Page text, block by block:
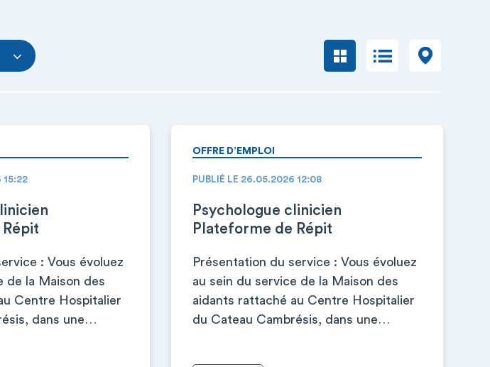
15:22
: Vous évoluez
de la Maison des
Centre Hospitalier
dans une…
OFFRE D’EMPLOI
PUBLIÉ LE 26.05.2026 12:08
Psychologue clinicien
Plateforme de Répit
Présentation du service : Vous évoluez
au sein du service de la Maison des
aidants rattaché au Centre Hospitalier
du Cateau Cambrésis, dans une…